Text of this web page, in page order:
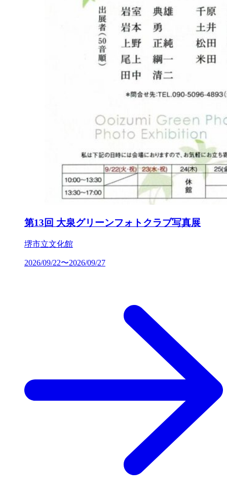
第13回 大泉グリーンフォトクラブ写真展
堺市立文化館
2026/09/22〜2026/09/27